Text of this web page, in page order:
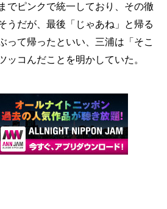
でピンクで統一しており、その徹
うだが、最後「じゃあね」と帰る
って帰ったといい、三浦は「そこ
ッコんだことを明かしていた。